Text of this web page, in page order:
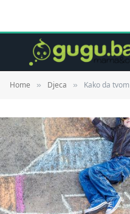
Home » Djeca » Kako da tvom